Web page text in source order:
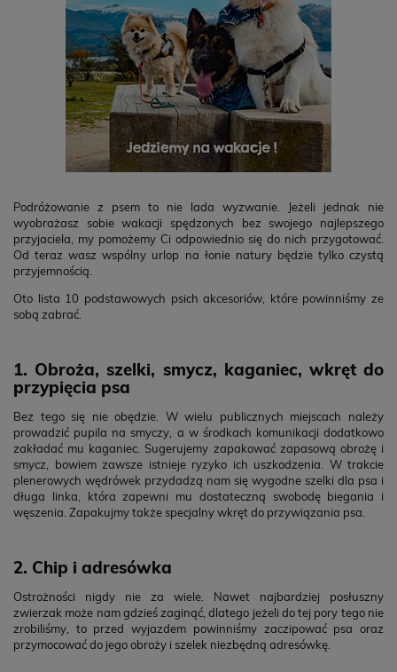
Podróżowanie z psem to nie lada wyzwanie. Jeżeli jednak nie
wyobrażasz sobie wakacji spędzonych bez swojego najlepszego
przyjaciela, my pomożemy Ci odpowiednio się do nich przygotować.
Od teraz wasz wspólny urlop na łonie natury będzie tylko czystą
przyjemnością.
Oto lista 10 podstawowych psich akcesoriów, które powinniśmy ze
sobą zabrać.
1. Obroża, szelki, smycz, kaganiec, wkręt do
przypięcia psa
Bez tego się nie obędzie. W wielu publicznych miejscach należy
prowadzić pupila na smyczy, a w środkach komunikacji dodatkowo
zakładać mu kaganiec. Sugerujemy zapakować zapasową obrożę i
smycz, bowiem zawsze istnieje ryzyko ich uszkodzenia. W trakcie
plenerowych wędrówek przydadzą nam się wygodne szelki dla psa i
długa linka, która zapewni mu dostateczną swobodę biegania i
węszenia. Zapakujmy także specjalny wkręt do przywiązania psa.
2. Chip i adresówka
Ostrożności nigdy nie za wiele. Nawet najbardziej posłuszny
zwierzak może nam gdzieś zaginąć, dlatego jeżeli do tej pory tego nie
zrobiliśmy, to przed wyjazdem powinniśmy zaczipować psa oraz
przymocować do jego obroży i szelek niezbędną adresówkę.